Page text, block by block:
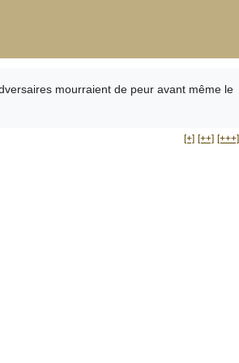
mourraient de peur avant même le
[+] [++] [+++]